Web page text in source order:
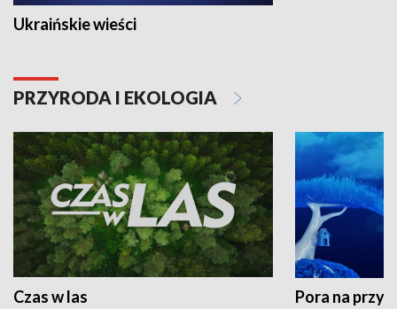
Ukraińskie wieści
PRZYRODA I EKOLOGIA
Czas w las Pora na